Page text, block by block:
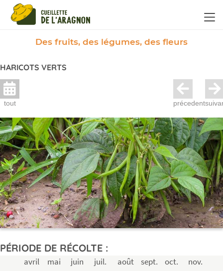
Des fruits, des légumes, des fleurs
HARICOTS VERTS
tout précedent
PÉRIODE DE RÉCOLTE :
avril mai juin juil. août sept. oct. nov.
Panneau de gestion des cookies